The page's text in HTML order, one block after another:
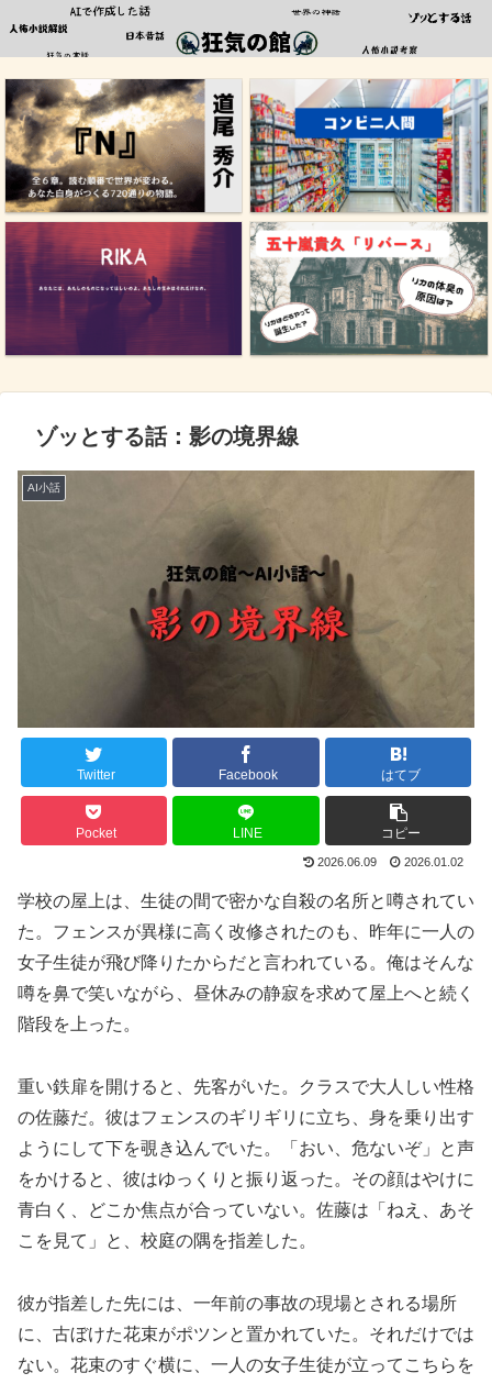
ゾッとする話：影の境界線
AI小話
Twitter Facebook はてブ
Pocket LINE コピー
2026.06.09 2026.01.02
学校の屋上は、生徒の間で密かな自殺の名所と噂されてい
た。フェンスが異様に高く改修されたのも、昨年に一人の
女子生徒が飛び降りたからだと言われている。俺はそんな
噂を鼻で笑いながら、昼休みの静寂を求めて屋上へと続く
階段を上った。
重い鉄扉を開けると、先客がいた。クラスで大人しい性格
の佐藤だ。彼はフェンスのギリギリに立ち、身を乗り出す
ようにして下を覗き込んでいた。「おい、危ないぞ」と声
をかけると、彼はゆっくりと振り返った。その顔はやけに
青白く、どこか焦点が合っていない。佐藤は「ねえ、あそ
こを見て」と、校庭の隅を指差した。
彼が指差した先には、一年前の事故の現場とされる場所
に、古ぼけた花束がポツンと置かれていた。それだけでは
ない。花束のすぐ横に、一人の女子生徒が立ってこちらを